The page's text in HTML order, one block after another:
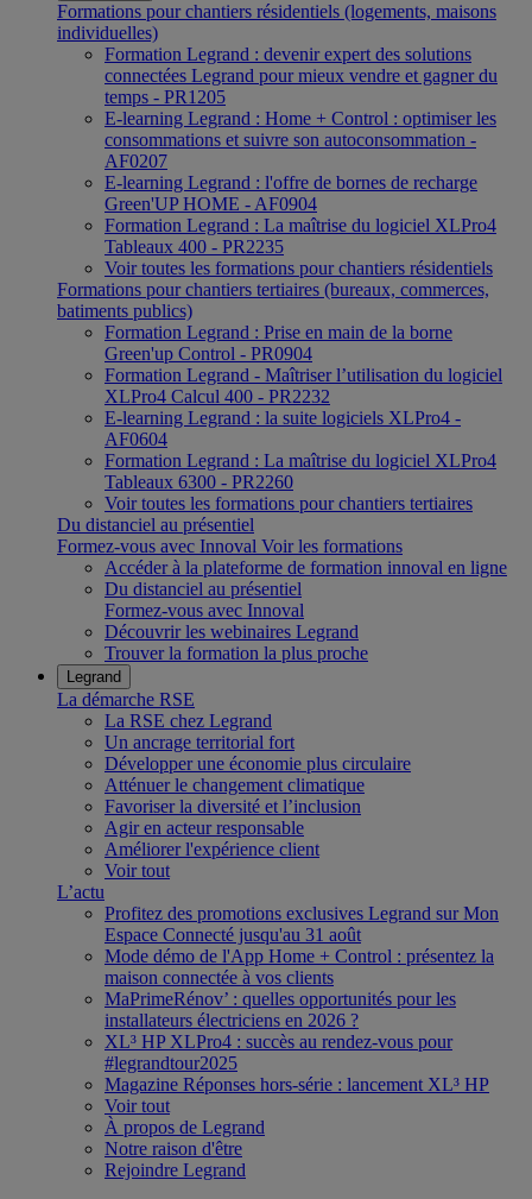
Formations pour chantiers résidentiels (logements, maisons
individuelles)
Formation Legrand : devenir expert des solutions
connectées Legrand pour mieux vendre et gagner du
temps - PR1205
E-learning Legrand : Home + Control : optimiser les
consommations et suivre son autoconsommation -
AF0207
E-learning Legrand : l'offre de bornes de recharge
Green'UP HOME - AF0904
Formation Legrand : La maîtrise du logiciel XLPro4
Tableaux 400 - PR2235
Voir toutes les formations pour chantiers résidentiels
Formations pour chantiers tertiaires (bureaux, commerces,
batiments publics)
Formation Legrand : Prise en main de la borne
Green'up Control - PR0904
Formation Legrand - Maîtriser l’utilisation du logiciel
XLPro4 Calcul 400 - PR2232
E-learning Legrand : la suite logiciels XLPro4 -
AF0604
Formation Legrand : La maîtrise du logiciel XLPro4
Tableaux 6300 - PR2260
Voir toutes les formations pour chantiers tertiaires
Du distanciel au présentiel
Formez-vous avec Innoval Voir les formations
Accéder à la plateforme de formation innoval en ligne
Du distanciel au présentiel
Formez-vous avec Innoval
Découvrir les webinaires Legrand
Trouver la formation la plus proche
Legrand
La démarche RSE
La RSE chez Legrand
Un ancrage territorial fort
Développer une économie plus circulaire
Atténuer le changement climatique
Favoriser la diversité et l’inclusion
Agir en acteur responsable
Améliorer l'expérience client
Voir tout
L’actu
Profitez des promotions exclusives Legrand sur Mon
Espace Connecté jusqu'au 31 août
Mode démo de l'App Home + Control : présentez la
maison connectée à vos clients
MaPrimeRénov’ : quelles opportunités pour les
installateurs électriciens en 2026 ?
XL³ HP XLPro4 : succès au rendez-vous pour
#legrandtour2025
Magazine Réponses hors-série : lancement XL³ HP
Voir tout
À propos de Legrand
Notre raison d'être
Rejoindre Legrand